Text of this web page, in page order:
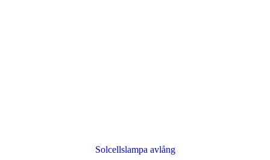
Solcellslampa avlång